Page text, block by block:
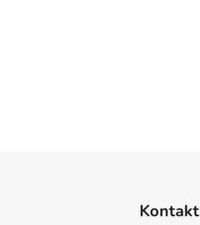
Kontakt